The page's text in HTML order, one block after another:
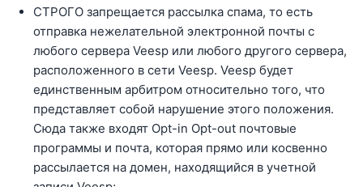
СТРОГО запрещается рассылка спама, то есть
отправка нежелательной электронной почты с
любого сервера Veesp или любого другого сервера,
расположенного в сети Veesp. Veesp будет
единственным арбитром относительно того, что
представляет собой нарушение этого положения.
Сюда также входят Opt-in Opt-out почтовые
программы и почта, которая прямо или косвенно
рассылается на домен, находящийся в учетной